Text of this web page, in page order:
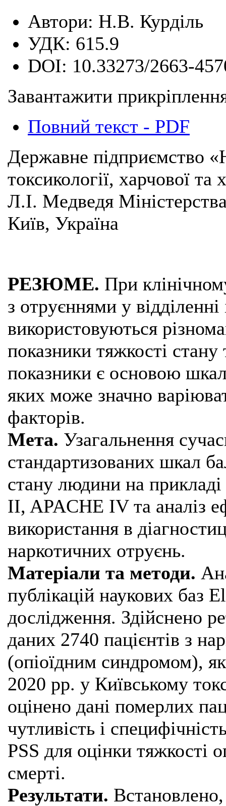
Автори: Н.В. Курділь
УДК: 615.9
DOI: 10.33273/2663-
Завантажити
Повний текст - PDF
Державне підприємство
токсикології, харчової та
Л.І. Медведя
Київ, Україна
РЕЗЮМЕ. При
з отруєннями у відділенні
використовуються
показники тяжкості стану
показники є основою
яких може значно
факторів.
Мета. Узагальнення
стандартизованих шкал
стану людини на
II, APACHE IV та аналіз
використання в
наркотичних отруєнь.
Матеріали та методи.
публікацій наукових баз
дослідження. Здійснено
даних 2740 пацієнтів з
(опіоїдним синдромом),
2020 рр. у Київському
оцінено дані померлих
чутливість і
PSS для оцінки тяжкості
смерті.
Результати.